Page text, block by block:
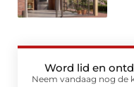
Word lid en
Neem vandaag nog de